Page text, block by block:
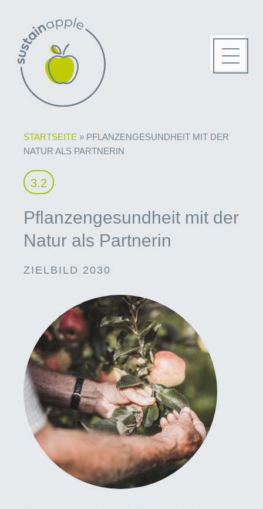
STARTSEITE » PFLANZENGESUNDHEIT MIT DER
NATUR ALS PARTNERIN
3.2
Pflanzengesundheit mit der
Natur als Partnerin
ZIELBILD 2030